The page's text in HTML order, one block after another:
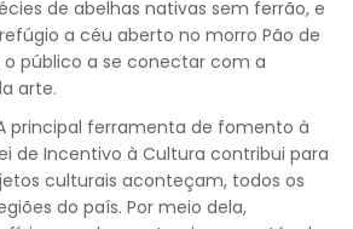
de abelhas nativas sem ferrão, e
a céu aberto no morro Pão de
público a se conectar com a
arte.
principal ferramenta de fomento à
de Incentivo à Cultura contribui para
culturais aconteçam, todos os
do país. Por meio dela,